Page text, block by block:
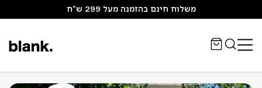
משלוח חינם בהזמנה מעל 299 ש"ח